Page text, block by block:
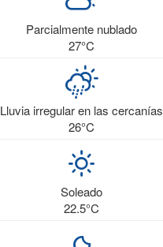
Parcialmente nublado
27°C
Lluvia irregular en las cercanías
26°C
Soleado
22.5°C